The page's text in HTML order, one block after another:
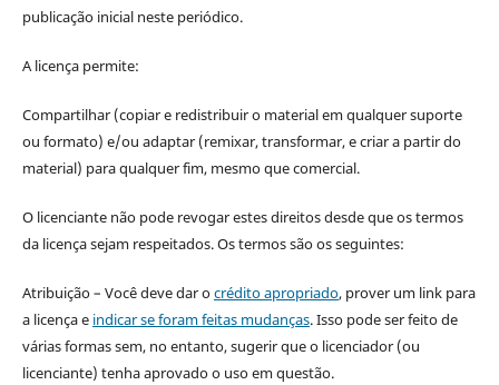
publicação inicial neste periódico.
A licença permite:
Compartilhar (copiar e redistribuir o material em qualquer suporte
ou formato) e/ou adaptar (remixar, transformar, e criar a partir do
material) para qualquer fim, mesmo que comercial.
O licenciante não pode revogar estes direitos desde que os termos
da licença sejam respeitados. Os termos são os seguintes:
Atribuição – Você deve dar ocrédito apropriado, prover um link para
a licença e indicar se foram feitas mudanças. Isso pode ser feito de
várias formas sem, no entanto, sugerir que o licenciador (ou
licenciante) tenha aprovado o uso em questão.